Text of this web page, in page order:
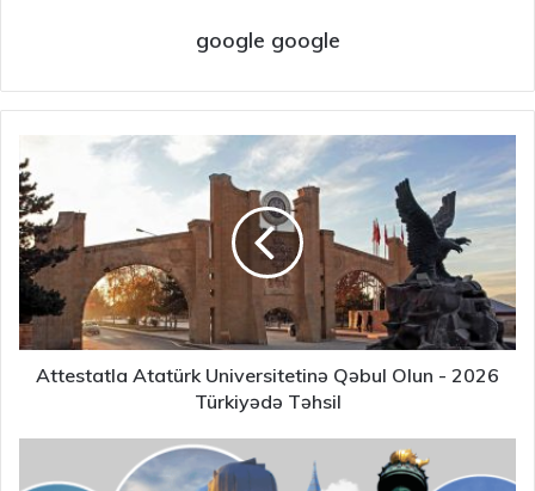
google google
Attestatla Atatürk Universitetinə Qəbul Olun - 2026
Türkiyədə Təhsil